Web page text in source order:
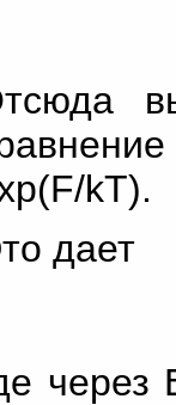
kT).
дает
через